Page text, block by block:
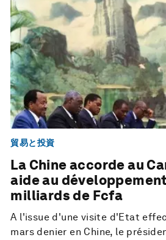
貿易と投資
La Chine accorde au
aide au
milliards de Fcfa
A l'issue d'une visite d'Etat
mars denier en Chine, le